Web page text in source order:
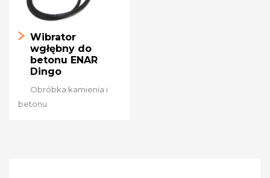
Wibrator
wgłębny do
betonu ENAR
Dingo
Obróbka kamienia i
betonu